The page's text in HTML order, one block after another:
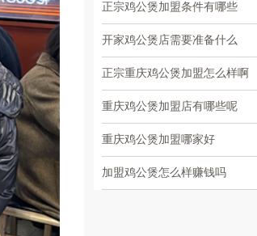
正宗鸡公煲加盟条件有哪些
开家鸡公煲店需要准备什么
正宗重庆鸡公煲加盟怎么样啊
重庆鸡公煲加盟店有哪些呢
重庆鸡公煲加盟哪家好
加盟鸡公煲怎么样赚钱吗